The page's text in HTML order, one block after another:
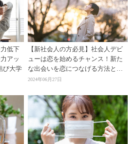
低下
アッ
び大学
【新社会人の方必見】社会人デビ
ューは恋を始めるチャンス！新た
な出会いを恋につなげる方法と
は？
2024年06月27日